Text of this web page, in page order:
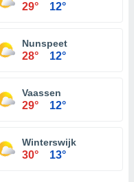
29° 12°
Nunspeet
28° 12°
Vaassen
29° 12°
Winterswijk
30° 13°